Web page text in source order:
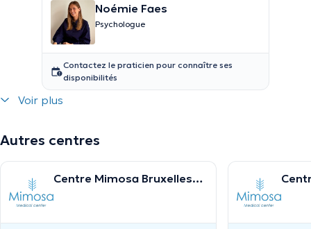
Noémie Faes
Psychologue
Contactez le praticien pour connaître ses
disponibilités
Voir plus
Autres centres
Centre Mimosa Bruxelles